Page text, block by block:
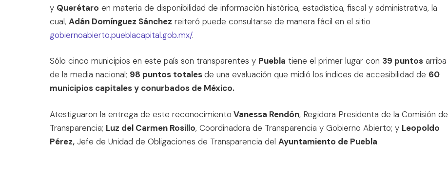
y Querétaro en materia de disponibilidad de información histórica, estadística, fiscal y administrativa, la
cual, Adán Domínguez Sánchez reiteró puede consultarse de manera fácil en el sitio
gobiernoabierto.pueblacapital.gob.mx/.
Sólo cinco municipios en este país son transparentes y Puebla tiene el primer lugar con 39 puntos arriba
de la media nacional; 98 puntos totalesde una evaluación que midió los índices de accesibilidad de 60
municipios capitales y conurbados de México.
Atestiguaron la entrega de este reconocimiento Vanessa Rendón, Regidora Presidenta de la Comisión de
Transparencia; Luz del Carmen Rosillo, Coordinadora de Transparencia y Gobierno Abierto; y Leopoldo
Pérez, Jefe de Unidad de Obligaciones de Transparencia del Ayuntamiento de Puebla.